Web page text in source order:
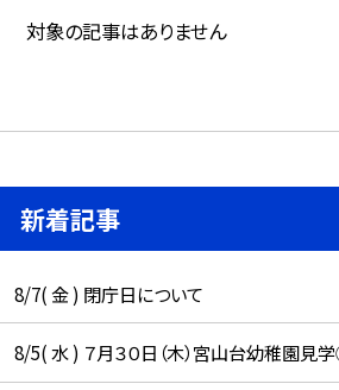
対象の記事はありません
新着記事
8/7( 金 ) 閉庁日について
8/5( 水 ) ７月３０日（木）宮山台幼稚園見